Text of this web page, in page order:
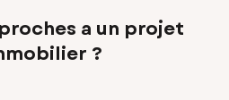
a un projet
?